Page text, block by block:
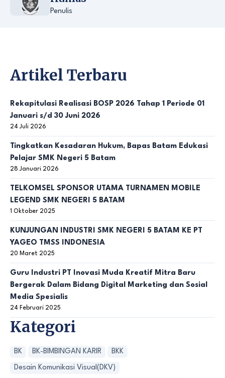
Penulis
Artikel Terbaru
Rekapitulasi Realisasi BOSP 2026 Tahap 1 Periode 01
Januari s/d 30 Juni 2026
24 Juli 2026
Tingkatkan Kesadaran Hukum, Bapas Batam Edukasi
Pelajar SMK Negeri 5 Batam
28 Januari 2026
TELKOMSEL SPONSOR UTAMA TURNAMEN MOBILE
LEGEND SMK NEGERI 5 BATAM
1 Oktober 2025
KUNJUNGAN INDUSTRI SMK NEGERI 5 BATAM KE PT
YAGEO TMSS INDONESIA
20 Maret 2025
Guru Industri PT Inovasi Muda Kreatif Mitra Baru
Bergerak Dalam Bidang Digital Marketing dan Sosial
Media Spesialis
24 Februari 2025
Kategori
BK BK-BIMBINGAN KARIR BKK
Desain Komunikasi Visual(DKV)